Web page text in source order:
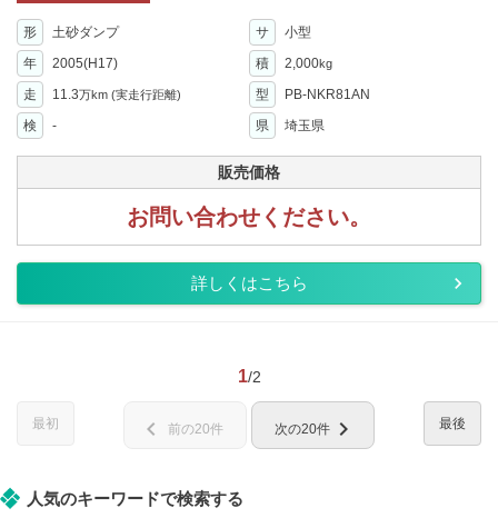
形 土砂ダンプ サ
小型
年
2005(H17) 積 2,000kg
走 11.3万km (実走行距離) 型
PB-NKR81AN
検
- 県 埼玉県
販売価格
お問い合わせください。
詳しくはこちら
1/2
最初 最後
chevron_left 前の20件 次の20件 chevron_right
人気のキーワードで検索する